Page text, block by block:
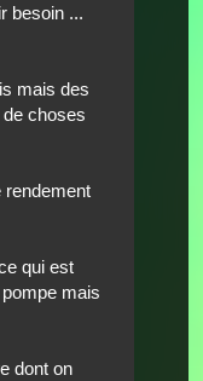
besoin ...
mais des
choses
rendement
qui est
mais
dont on